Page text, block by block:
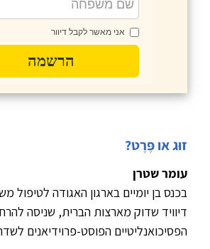
אני מאשר לקבל דיוור
הרשמה
זוּג או פֶּרֶט?
עומר שטרן
בכנס בן יומיים בארגון האגודה לטיפול
דיוויד שדוק מארצות הברית, שניסה
הפסיכואנליטיים הפוסט-פרוידיאנים